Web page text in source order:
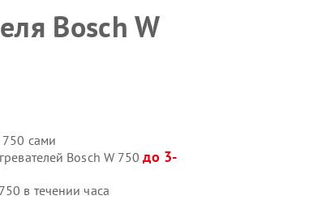
Bosch W
750 сами
Bosch W 750до 3-
в течении часа